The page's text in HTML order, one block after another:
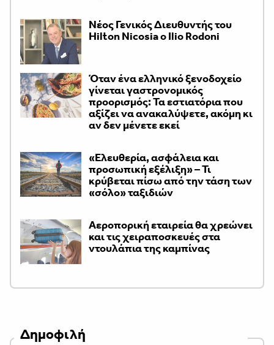
Νέος Γενικός Διευθυντής του
Hilton Nicosia ο Ilio Rodoni
Όταν ένα ελληνικό ξενοδοχείο
γίνεται γαστρονομικός
προορισμός: Τα εστιατόρια που
αξίζει να ανακαλύψετε, ακόμη κι
αν δεν μένετε εκεί
«Ελευθερία, ασφάλεια και
προσωπική εξέλιξη» – Τι
κρύβεται πίσω από την τάση των
«σόλο» ταξιδιών
Αεροπορική εταιρεία θα χρεώνει
και τις χειραποσκευές στα
ντουλάπια της καμπίνας
Δημοφιλή